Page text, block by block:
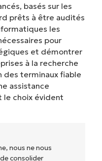
basés sur les
prêts à être audités
les
pour
et démontrer
à la recherche
des terminaux fiable
assistance
le choix évident
entreprise (ainsi
avec